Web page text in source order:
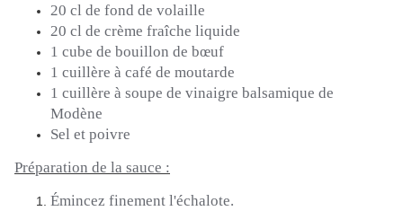
20 cl de fond de volaille
20 cl de crème fraîche liquide
1 cube de bouillon de bœuf
1 cuillère à café de moutarde
1 cuillère à soupe de vinaigre balsamique de
Modène
Sel et poivre
Préparation de la sauce :
Émincez finement l'échalote.